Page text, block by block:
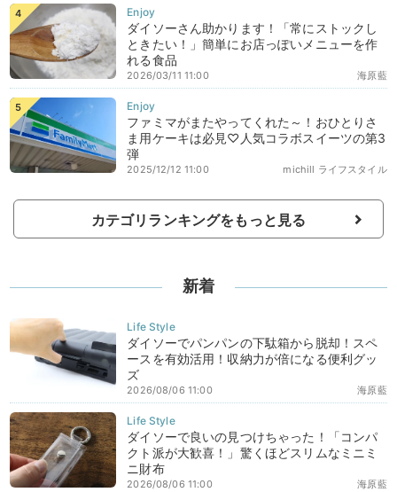
ダイソーさん助かります！「常にストックし
ときたい！」簡単にお店っぽいメニューを作
れる食品
海原藍
2026/03/11 11:00
ファミマがまたやってくれた～！おひとりさ
ま用ケーキは必見♡人気コラボスイーツの第3
弾
michill ライフスタイル
2025/12/12 11:00
カテゴリランキングをもっと見る
新着
ダイソーでパンパンの下駄箱から脱却！スペ
ースを有効活用！収納力が倍になる便利グッ
ズ
海原藍
2026/08/06 11:00
ダイソーで良いの見つけちゃった！「コンパ
クト派が大歓喜！」驚くほどスリムなミニミ
ニ財布
海原藍
2026/08/06 11:00